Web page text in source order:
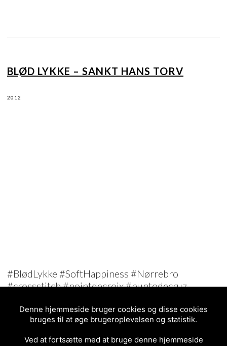
BLØD LYKKE – SANKT HANS TORV
2012
#BlødLykke #SoftHappiness #Nørrebro
#crossstitch #pointdecroix #puntodecruz
#StreetArt
Denne hjemmeside bruger cookies og disse cookies
bruges til at øge brugeroplevelsen og statistik.
Ved at fortsætte med at bruge denne hjemmeside